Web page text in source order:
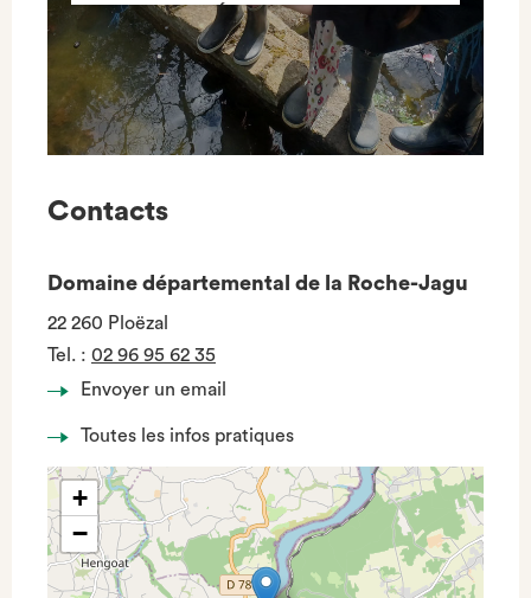
PÉDAGOGIQUE
Contacts
Domaine départemental de la Roche-Jagu
22 260 Ploëzal
Tel. : 02 96 95 62 35
Envoyer un email
Toutes les infos pratiques
+
−